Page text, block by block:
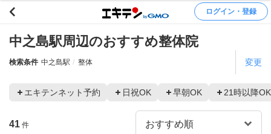
ログイン・登録
中之島駅周辺のおすすめ整体院
検索条件 中之島駅 整体 変更
エキテンネット予約 日祝OK 早朝OK 21時以降OK
41 件